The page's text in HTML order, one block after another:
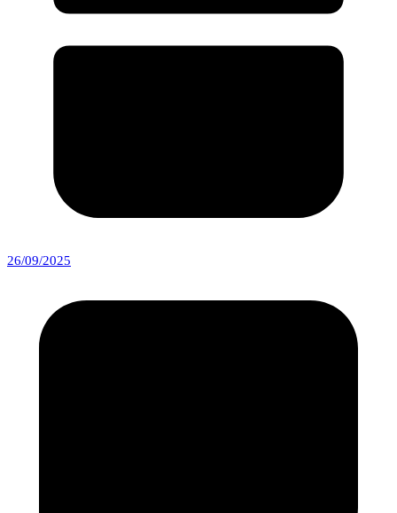
26/09/2025